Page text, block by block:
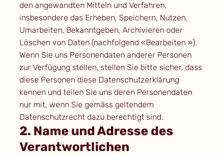
den angewandten Mitteln und Verfahren,
insbesondere das Erheben, Speichern, Nutzen,
Umarbeiten, Bekanntgeben, Archivieren oder
Löschen von Daten (nachfolgend «Bearbeiten »).
Wenn Sie uns Personendaten anderer Personen
zur Verfügung stellen, stellen Sie bitte sicher, dass
diese Personen diese Datenschutzerklärung
kennen und teilen Sie uns deren Personendaten
nur mit, wenn Sie gemäss geltendem
Datenschutzrecht dazu berechtigt sind.
2. Name und Adresse des
Verantwortlichen